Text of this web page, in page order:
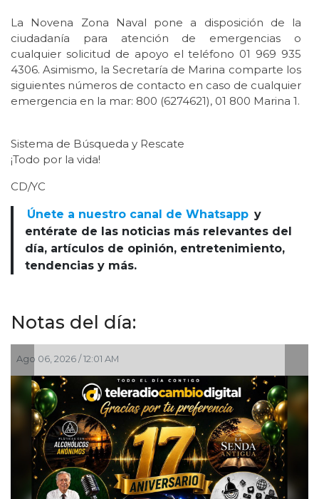
La Novena Zona Naval pone a disposición de la
ciudadanía para atención de emergencias o
cualquier solicitud de apoyo el teléfono 01 969 935
4306. Asimismo, la Secretaría de Marina comparte los
siguientes números de contacto en caso de cualquier
emergencia en la mar: 800 (6274621), 01 800 Marina 1.
Sistema de Búsqueda y Rescate
¡Todo por la vida!
CD/YC
Únete a nuestro canal de Whatsapp y
entérate de las noticias más relevantes del
día, artículos de opinión, entretenimiento,
tendencias y más.
Notas del día: